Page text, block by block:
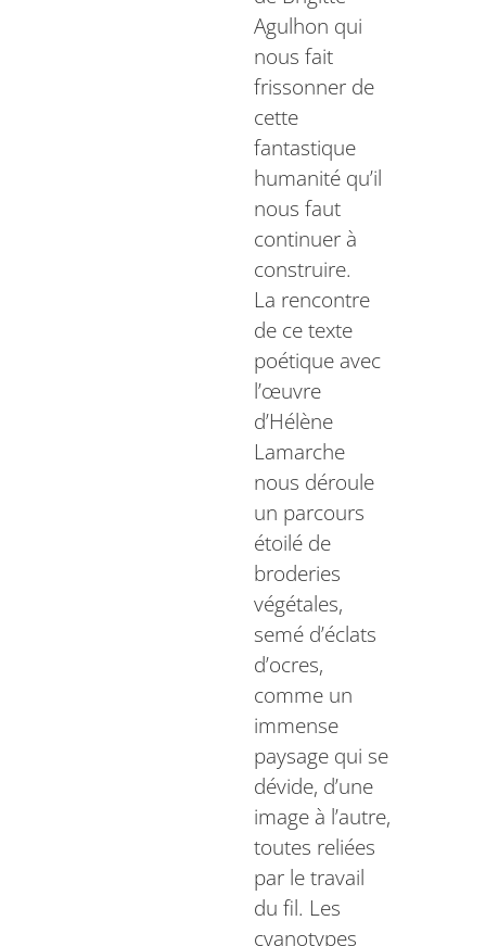
Agulhon qui
nous fait
frissonner de
cette
fantastique
humanité qu’il
nous faut
continuer à
construire.
La rencontre
de ce texte
poétique avec
l’œuvre
d’Hélène
Lamarche
nous déroule
un parcours
étoilé de
broderies
végétales,
semé d’éclats
d’ocres,
comme un
immense
paysage qui se
dévide, d’une
image à l’autre,
toutes reliées
par le travail
du fil. Les
cyanotypes